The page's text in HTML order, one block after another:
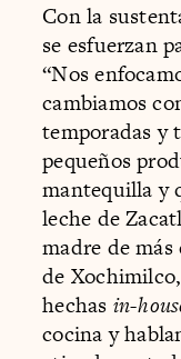
Con la
se esfuerzan
“Nos
cambiamos
temporadas y
pequeños
mantequilla y
leche de
madre de más
de
hechas in-
cocina y